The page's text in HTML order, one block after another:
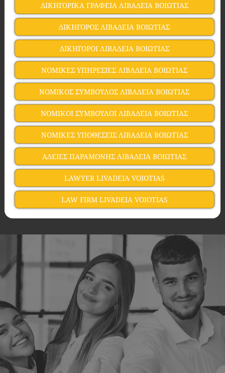
ΔΙΚΗΓΟΡΙΚΑ ΓΡΑΦΕΙΑ ΛΙΒΑΔΕΙΑ ΒΟΙΩΤΙΑΣ
ΔΙΚΗΓΟΡΟΣ ΛΙΒΑΔΕΙΑ ΒΟΙΩΤΙΑΣ
ΔΙΚΗΓΟΡΟΙ ΛΙΒΑΔΕΙΑ ΒΟΙΩΤΙΑΣ
ΝΟΜΙΚΕΣ ΥΠΗΡΕΣΙΕΣ ΛΙΒΑΔΕΙΑ ΒΟΙΩΤΙΑΣ
ΝΟΜΙΚΟΣ ΣΥΜΒΟΥΛΟΣ ΛΙΒΑΔΕΙΑ ΒΟΙΩΤΙΑΣ
ΝΟΜΙΚΟΙ ΣΥΜΒΟΥΛΟΙ ΛΙΒΑΔΕΙΑ ΒΟΙΩΤΙΑΣ
ΝΟΜΙΚΕΣ ΥΠΟΘΕΣΕΙΣ ΛΙΒΑΔΕΙΑ ΒΟΙΩΤΙΑΣ
ΑΔΕΙΕΣ ΠΑΡΑΜΟΝΗΣ ΛΙΒΑΔΕΙΑ ΒΟΙΩΤΙΑΣ
LAWYER LIVADEIA VOIOTIAS
LAW FIRM LIVADEIA VOIOTIAS